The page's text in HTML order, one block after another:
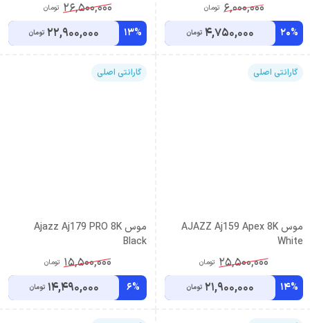
6,000,000 تومان
20%
4,750,000 تومان
26,500,000 تومان
13%
22,900,000 تومان
گارانتی اصلی
موس AJAZZ Aj159 Apex 8K
White
25,500,000 تومان
14%
21,900,000 تومان
گارانتی اصلی
موس Ajazz Aj179 PRO 8K
Black
15,500,000 تومان
6%
14,490,000 تومان